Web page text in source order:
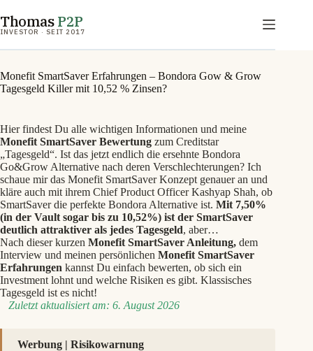
Inhalt
springen
ThomasP2P
INVESTOR · SEIT 2017
Monefit SmartSaver Erfahrungen – Bondora Gow & Grow
Tagesgeld Killer mit 10,52 % Zinsen?
Hier findest Du alle wichtigen Informationen und meine
Monefit SmartSaver Bewertung zum Creditstar
„Tagesgeld“. Ist das jetzt endlich die ersehnte Bondora
Go&Grow Alternative nach deren Verschlechterungen? Ich
schaue mir das Monefit SmartSaver Konzept genauer an und
kläre auch mit ihrem Chief Product Officer Kashyap Shah, ob
SmartSaver die perfekte Bondora Alternative ist. Mit 7,50%
(in der Vault sogar bis zu 10,52%) ist der SmartSaver
deutlich attraktiver als jedes Tagesgeld, aber…
Nach dieser kurzen Monefit SmartSaver Anleitung, dem
Interview und meinen persönlichen Monefit SmartSaver
Erfahrungen kannst Du einfach bewerten, ob sich ein
Investment lohnt und welche Risiken es gibt. Klassisches
Tagesgeld ist es nicht!
Zuletzt aktualisiert am: 6. August 2026
Werbung | Risikowarnung